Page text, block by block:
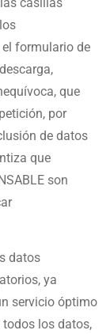
formulario de
que
por
de datos
que
son
datos
ya
servicio óptimo
todos los datos,